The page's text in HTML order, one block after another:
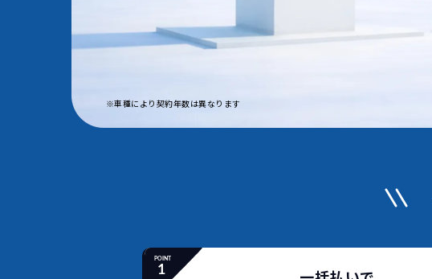
※車種により契約年数は異なります